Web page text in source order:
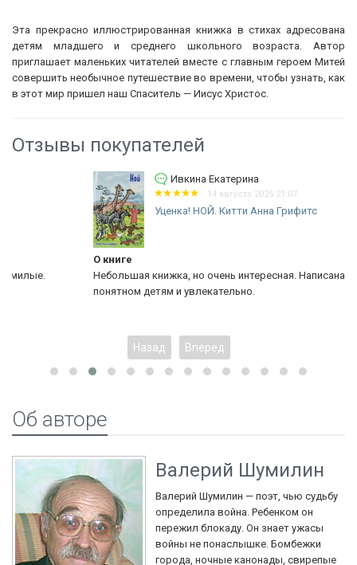
Эта прекрасно иллюстрированная книжка в стихах адресована
детям младшего и среднего школьного возраста. Автор
приглашает маленьких читателей вместе с главным героем Митей
совершить необычное путешествие во времени, чтобы узнать, как
в этот мир пришел наш Спаситель — Иисус Христос.
Отзывы покупателей
Ивкина Екатерина
14 августа 2025 21:07
Уценка! НОЙ. Китти Анна Грифитс
Небольшая книжка, но очень интересная. Написана на языке,
понятном детям и увлекательно.
Назад Вперед
Об авторе
Валерий Шумилин
Валерий Шумилин — поэт, чью судьбу
определила война. Ребенком он
пережил блокаду. Он знает ужасы
войны не понаслышке. Бомбежки
города, ночные канонады, свирепые